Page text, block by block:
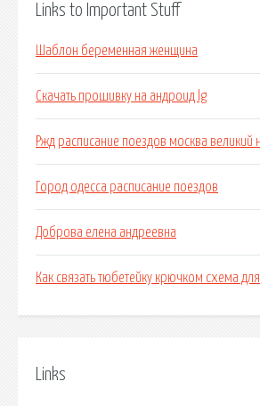
Links to Important Stuff
Шаблон беременная женщина
Скачать прошивку на андроид lg
Ржд расписание поездов москва великий
Город одесса расписание поездов
Доброва елена андреевна
Как связать тюбетейку крючком схема
Links